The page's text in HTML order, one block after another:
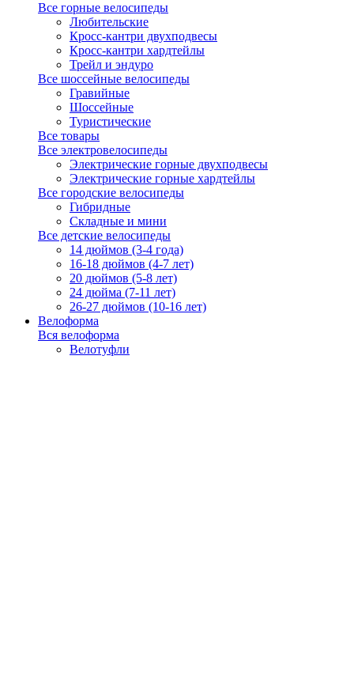
Все горные велосипеды
Любительские
Кросс-кантри двухподвесы
Кросс-кантри хардтейлы
Трейл и эндуро
Все шоссейные велосипеды
Гравийные
Шоссейные
Туристические
Все товары
Все электровелосипеды
Электрические горные двухподвесы
Электрические горные хардтейлы
Все городские велосипеды
Гибридные
Складные и мини
Все детские велосипеды
14 дюймов (3-4 года)
16-18 дюймов (4-7 лет)
20 дюймов (5-8 лет)
24 дюйма (7-11 лет)
26-27 дюймов (10-16 лет)
Велоформа
Вся велоформа
Велотуфли